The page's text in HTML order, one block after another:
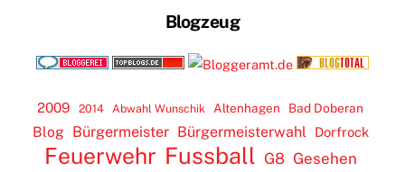
Blogzeug
2009 2014 Abwahl Wunschik Altenhagen Bad Doberan
Blog Bürgermeister Bürgermeisterwahl Dorfrock
Feuerwehr Fussball G8 Gesehen